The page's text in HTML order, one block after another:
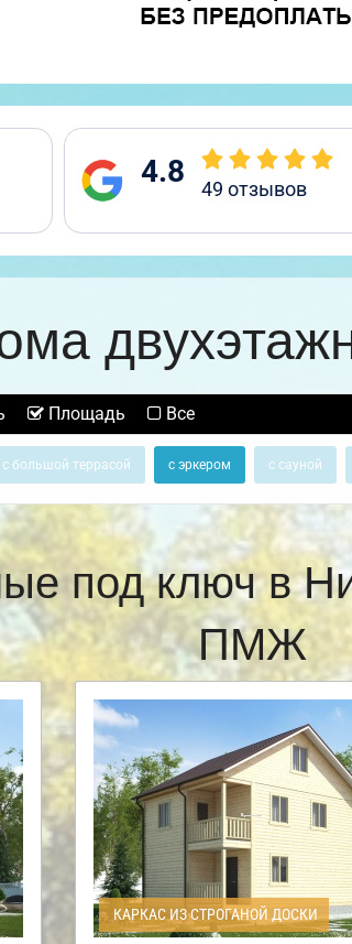
4.8 49 отзывов
Площадь Все
с большой террасой с эркером с сауной
под ключ в
ПМЖ
КАРКАС ИЗ СТРОГАНОЙ ДОСКИ